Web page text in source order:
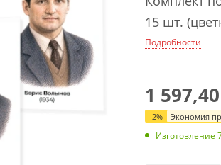
15 шт.
Подробности
1 597,40
-2% Экономия
Изготовление